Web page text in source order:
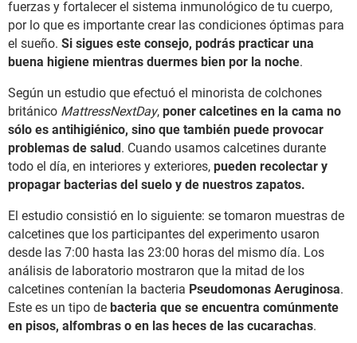
fuerzas y fortalecer el sistema inmunológico de tu cuerpo,
por lo que es importante crear las condiciones óptimas para
el sueño. Si sigues este consejo, podrás practicar una
buena higiene mientras duermes bien por la noche.
Según un estudio que efectuó el minorista de colchones
británico MattressNextDay, poner calcetines en la cama no
sólo es antihigiénico, sino que también puede provocar
problemas de salud. Cuando usamos calcetines durante
todo el día, en interiores y exteriores, pueden recolectar y
propagar bacterias del suelo y de nuestros zapatos.
El estudio consistió en lo siguiente: se tomaron muestras de
calcetines que los participantes del experimento usaron
desde las 7:00 hasta las 23:00 horas del mismo día. Los
análisis de laboratorio mostraron que la mitad de los
calcetines contenían la bacteria Pseudomonas Aeruginosa.
Este es un tipo de bacteria que se encuentra comúnmente
en pisos, alfombras o en las heces de las cucarachas.